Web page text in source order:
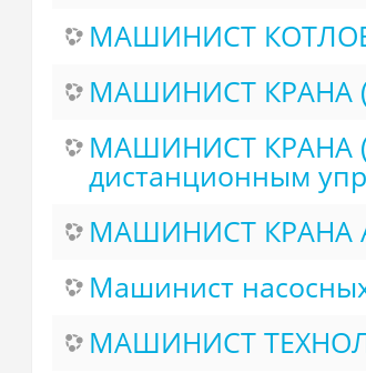
МАШИНИСТ
МАШИНИСТ КРАНА
МАШИНИСТ КРАНА
дистанционным
МАШИНИСТ КРАНА
Машинист
МАШИНИСТ